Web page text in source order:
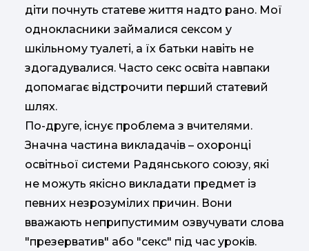
діти почнуть статеве життя надто рано. Мої
однокласники займалися сексом у
шкільному туалеті, а їх батьки навіть не
здогадувалися. Часто секс освіта навпаки
допомагає відстрочити перший статевий
шлях.
По-друге, існує проблема з вчителями.
Значна частина викладачів – охоронці
освітньої системи Радянського союзу, які
не можуть якісно викладати предмет із
певних незрозумілих причин. Вони
вважають неприпустимим озвучувати слова
"презерватив" або "секс" під час уроків.